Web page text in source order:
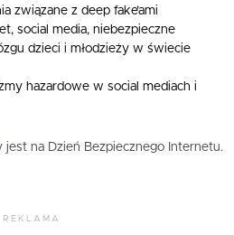
związane z deep fake’ami
social media, niebezpieczne
dzieci i młodzieży w świecie
hazardowe w social mediach i
jest na Dzień Bezpiecznego Internetu.
REKLAMA